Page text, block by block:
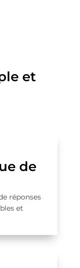
et
de
réponses
et